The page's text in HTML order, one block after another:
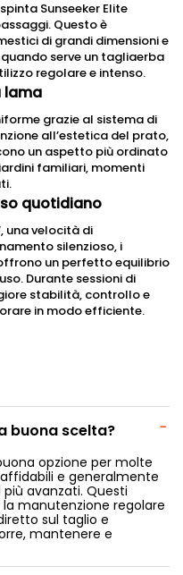
Sunseeker Elite
Questo è
di grandi dimensioni e
serve un tagliaerba
regolare e intenso.
lama
grazie al sistema di
all’estetica del prato,
un aspetto più ordinato
familiari, momenti
quotidiano
una velocità di
silenzioso, i
un perfetto equilibrio
Durante sessioni di
stabilità, controllo e
in modo efficiente.
buona scelta? −
opzione per molte
e generalmente
avanzati. Questi
manutenzione regolare
sul taglio e
mantenere e